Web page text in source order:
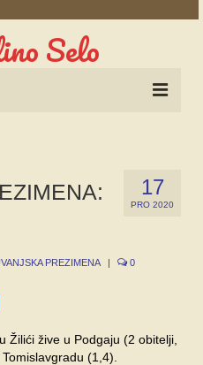
17
PRO 2020
PREZIMENA | 0
Žilići žive u Podgaju (2 obitelji,
(1,4).